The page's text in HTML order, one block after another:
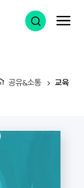
검색 열기
홈공유&소통 교육